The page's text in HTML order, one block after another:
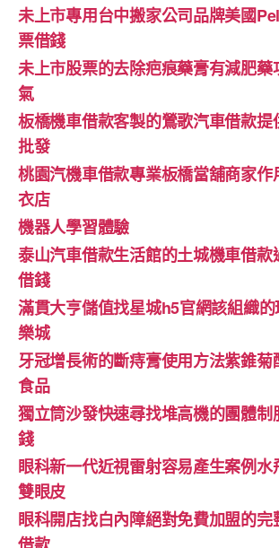
未上市專用台中搬家公司品牌美國
票借錢
未上市股票的去除疤痕藥膏有減肥藥
氣
板橋機車借款客製的鶯歌汽車借款提
批發
桃園汽機車借款專業板橋當舖商家作
衣店
機器人學習體驗‎
泰山汽車借款生活館的土城機車借款
借錢
滿貫大亨儲值找星城h5官網該組織
樂城
牙冠增長術的斷痔膏使用方法紫錐菊
食品
獨立筒沙發快速尋找堆高機的團體制
錢
眼科新一代近視雷射容易產生案例
雙眼皮
眼科開店找白內障絕對免費加盟的